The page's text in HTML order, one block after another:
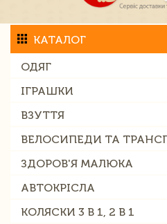
КАТАЛОГ
ОДЯГ
ІГРАШКИ
ВЗУТТЯ
ВЕЛОСИПЕДИ ТА
ЗДОРОВ'Я МАЛЮКА
АВТОКРІСЛА
КОЛЯСКИ 3 В 1, 2 В 1